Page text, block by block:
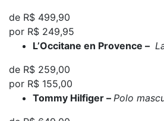
de R$ 499,90
por R$ 249,95
L’Occitane en Provence –
de R$ 259,00
por R$ 155,00
Tommy Hilfiger – Polo